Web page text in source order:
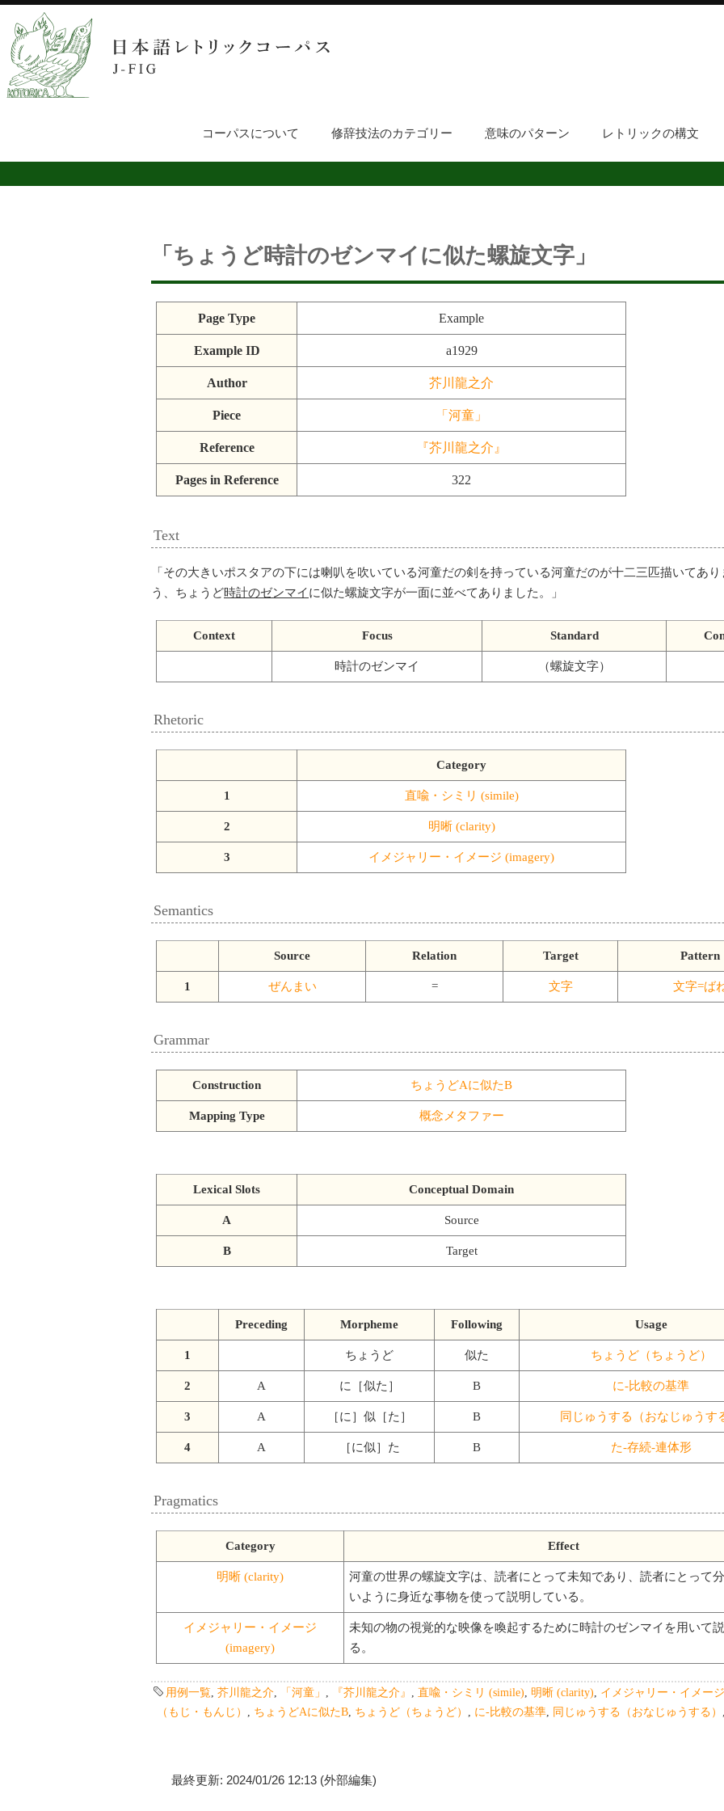
コーパスについて 修辞技法のカテゴリー 意味のパターン レトリックの構文
「ちょうど時計のゼンマイに似た螺旋文字」
Page Type Example
Example ID a1929
Author 芥川龍之介
Piece 「河童」
Reference 『芥川龍之介』
Pages in Reference 322
Text
「 その大きいポスタアの下には喇叭を吹いている河童だの剣を持っている河童だのが十二三匹描いてあ
う、ちょうど時計のゼンマイに似た螺旋文字が一面に並べてありました。 」
Context Focus Standard
時計のゼンマイ （螺旋文字）
Rhetoric
Category
1 直喩・シミリ (simile)
2 明晰 (clarity)
3 イメジャリー・イメージ (imagery)
Semantics
Source Relation Target Pattern
1 ぜんまい = 文字 文字=ば
Grammar
Construction ちょうどAに似たB
Mapping Type 概念メタファー
Lexical Slots Conceptual Domain
A Source
B Target
Preceding Morpheme Following Usage
1 ちょうど 似た ちょうど（ちょうど）
2 A に［似た］ B に-比較の基準
3 A ［に］似［た］ B 同じゅうする（おなじゅうす
4 A ［に似］た B た-存続-連体形
Pragmatics
Category Effect
明晰 (clarity)
河童の世界の螺旋文字は、読者にとって未知であり、読者にとって
いように身近な事物を使って説明している。
イメジャリー・イメージ
(imagery)
未知の物の視覚的な映像を喚起するために時計のゼンマイを用いて
る。
用例一覧 芥川龍之介 「河童」 『芥川龍之介』 直喩・シミリ (simile) 明晰 (clarity)
イメジャリー・イメー
（もじ・もんじ）
ちょうどAに似たB ちょうど（ちょうど） に-比較の基準 同じゅうする（おなじゅうする）
最終更新: 2024/01/26 12:13 (外部編集)